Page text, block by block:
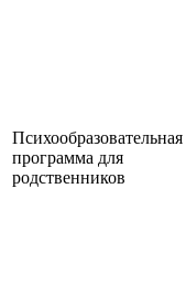
Психообразовательная
программа для
родственников